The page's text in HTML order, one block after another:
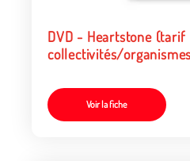
DVD - Heartstone (tarif
collectivités/
Voir la fiche